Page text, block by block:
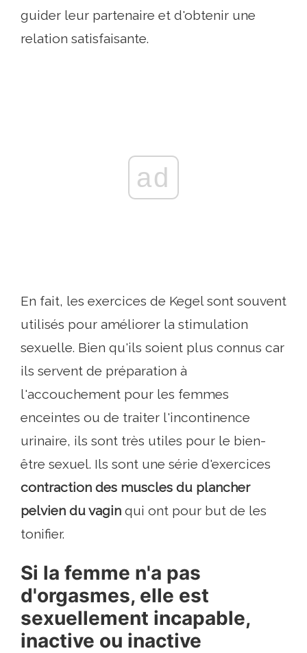
guider leur partenaire et d'obtenir une
relation satisfaisante.
ad
En fait, les exercices de Kegel sont souvent
utilisés pour améliorer la stimulation
sexuelle. Bien qu'ils soient plus connus car
ils servent de préparation à
l'accouchement pour les femmes
enceintes ou de traiter l'incontinence
urinaire, ils sont très utiles pour le bien-
être sexuel. Ils sont une série d'exercices
contraction des muscles du plancher
pelvien du vagin qui ont pour but de les
tonifier.
Si la femme n'a pas
d'orgasmes, elle est
sexuellement incapable,
inactive ou inactive